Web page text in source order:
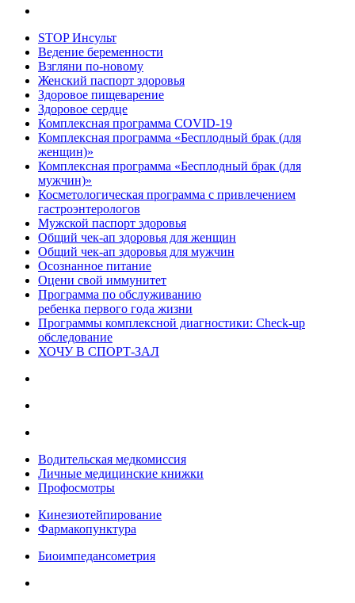
STOP Инсульт
Ведение беременности
Взгляни по-новому
Женский паспорт здоровья
Здоровое пищеварение
Здоровое сердце
Комплексная программа COVID-19
Комплексная программа «Бесплодный брак (для
женщин)»
Комплексная программа «Бесплодный брак (для
мужчин)»
Косметологическая программа с привлечением
гастроэнтерологов
Мужской паспорт здоровья
Общий чек-ап здоровья для женщин
Общий чек-ап здоровья для мужчин
Осознанное питание
Оцени свой иммунитет
Программа по обслуживанию
ребенка первого года жизни
Программы комплексной диагностики: Check-up
обследование
ХОЧУ В CПОРТ-ЗАЛ
Водительская медкомиссия
Личные медицинские книжки
Профосмотры
Кинезиотейпирование
Фармакопунктура
Биоимпедансометрия